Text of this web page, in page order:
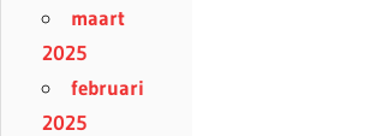
maart
2025
februari
2025